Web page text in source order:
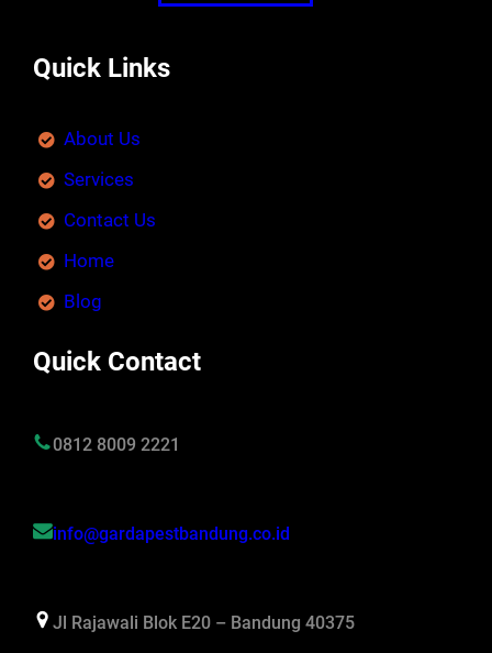
Quick Links
About Us
Services
Contact Us
Home
Blog
Quick Contact
0812 8009 2221
info@gardapestbandung.co.id
Jl Rajawali Blok E20 – Bandung 40375